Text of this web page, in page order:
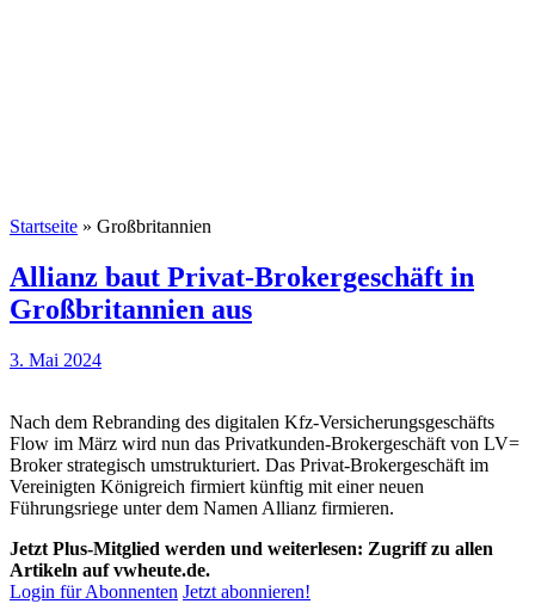
Startseite » Großbritannien
Allianz baut Privat-Brokergeschäft in
Großbritannien aus
3. Mai 2024
Nach dem Rebranding des digitalen Kfz-Versicherungsgeschäfts
Flow im März wird nun das Privatkunden-Brokergeschäft von LV=
Broker strategisch umstrukturiert. Das Privat-Brokergeschäft im
Vereinigten Königreich firmiert künftig mit einer neuen
Führungsriege unter dem Namen Allianz firmieren.
Jetzt Plus-Mitglied werden und weiterlesen: Zugriff zu allen
Artikeln auf vwheute.de.
Login für Abonnenten Jetzt abonnieren!